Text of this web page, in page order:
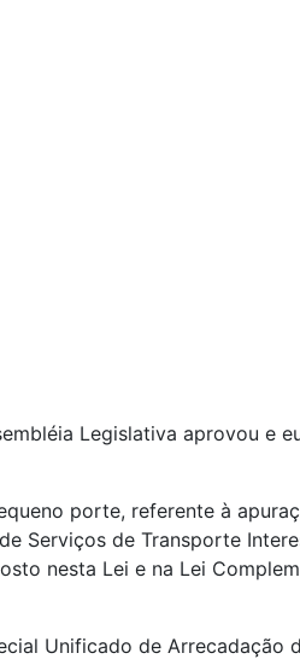
Legislativa aprovou e
porte, referente à
Serviços de Transporte
nesta Lei e na Lei
Unificado de Arrecadação